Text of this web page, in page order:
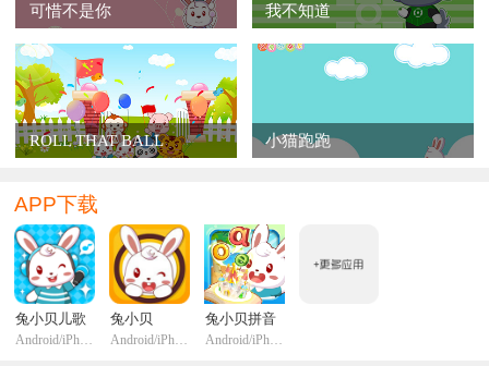
都到草海捕鱼去。
你也欢喜，我也欢喜，
人人脸上（呀）笑嘻嘻，
可惜不是你 我不知道
ROLL THAT BALL 小猫跑跑
APP下载
兔小贝儿歌
Android/iPhone/iPadi
兔小贝
Android/iPhone/iPadi
兔小贝拼音
Android/iPhone/iPadi